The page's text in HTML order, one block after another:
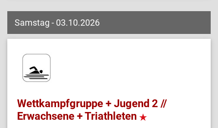
Samstag - 03.10.2026
Wettkampfgruppe + Jugend 2 //
Erwachsene + Triathleten